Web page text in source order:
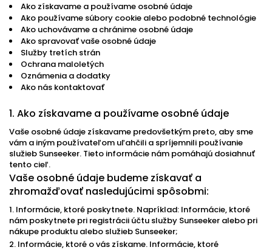
Ako získavame a používame osobné údaje
Ako používame súbory cookie alebo podobné technológie
Ako uchovávame a chránime osobné údaje
Ako spravovať vaše osobné údaje
Služby tretích strán
Ochrana maloletých
Oznámenia a dodatky
Ako nás kontaktovať
1. Ako získavame a používame osobné údaje
Vaše osobné údaje získavame predovšetkým preto, aby sme
vám a iným používateľom uľahčili a spríjemnili používanie
služieb Sunseeker. Tieto informácie nám pomáhajú dosiahnuť
tento cieľ.
Vaše osobné údaje budeme získavať a
zhromažďovať nasledujúcimi spôsobmi:
1. Informácie, ktoré poskytnete. Napríklad: Informácie, ktoré
nám poskytnete pri registrácii účtu služby Sunseeker alebo pri
nákupe produktu alebo služieb Sunseeker;
2. Informácie, ktoré o vás získame. Informácie, ktoré